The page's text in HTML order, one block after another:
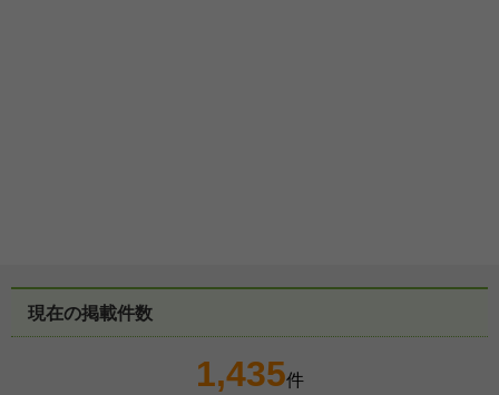
現在の掲載件数
1,435件